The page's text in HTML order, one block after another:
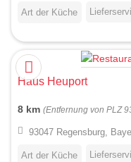
Art der Küche
Haus Heuport
8 km (Entfernung von PLZ
93047 Regensburg,
Art der Küche